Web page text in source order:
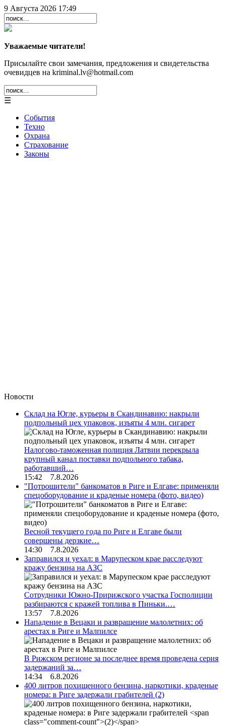
9 Августа 2026 17:49
Уважаемые читатели!
Присылайте свои замечания, предложения и свидетельства
очевидцев на kriminal.lv@hotmail.com
☰
События
Техно
Охрана
Страхование
Законы
Новости
Склад на Югле, курьеры в Скандинавию: накрыли
подпольный цех упаковок, изъяты 4 млн. сигарет
Налогово-таможенная полиция Латвии перекрыла
крупный канал поставки подпольного табака,
работавший…
15:42 7.8.2026
"Потрошители" банкоматов в Риге и Елгаве: применяли
спецоборудование и краденые номера (фото, видео)
Весной текущего года по Риге и Елгаве были
совершены дерзкие…
14:30 7.8.2026
Заправился и уехал: в Марупеском крае расследуют
кражу бензина на АЗС
Сотрудники Южно-Пририжского участка Госполиции
разбираются с кражей топлива в Пиньки.…
13:57 7.8.2026
Нападение в Вецаки и развращение малолетних: об
арестах в Риге и Малпилсе
В Рижском регионе за последнее время проведена серия
задержаний за…
14:34 6.8.2026
400 литров похищенного бензина, наркотики, краденые
номера: в Риге задержали грабителей (2)